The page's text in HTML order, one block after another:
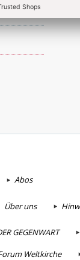
Abos
Über uns
GEGENWART
Weltkirche